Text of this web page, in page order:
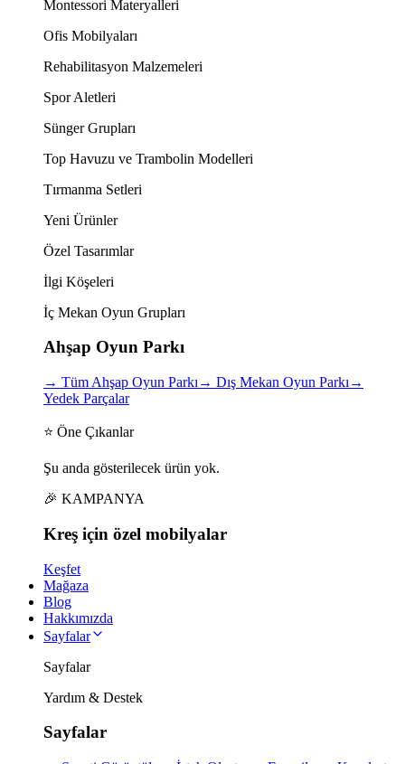
Montessori Materyalleri
Ofis Mobilyaları
Rehabilitasyon Malzemeleri
Spor Aletleri
Sünger Grupları
Top Havuzu ve Trambolin Modelleri
Tırmanma Setleri
Yeni Ürünler
Özel Tasarımlar
İlgi Köşeleri
İç Mekan Oyun Grupları
Ahşap Oyun Parkı
→ Tüm Ahşap Oyun Parkı → Dış Mekan Oyun Parkı →
Yedek Parçalar
⭐ Öne Çıkanlar
Şu anda gösterilecek ürün yok.
🎉 KAMPANYA
Kreş için özel mobilyalar
Keşfet
Mağaza
Blog
Hakkımızda
Sayfalar
Sayfalar
Yardım & Destek
Sayfalar